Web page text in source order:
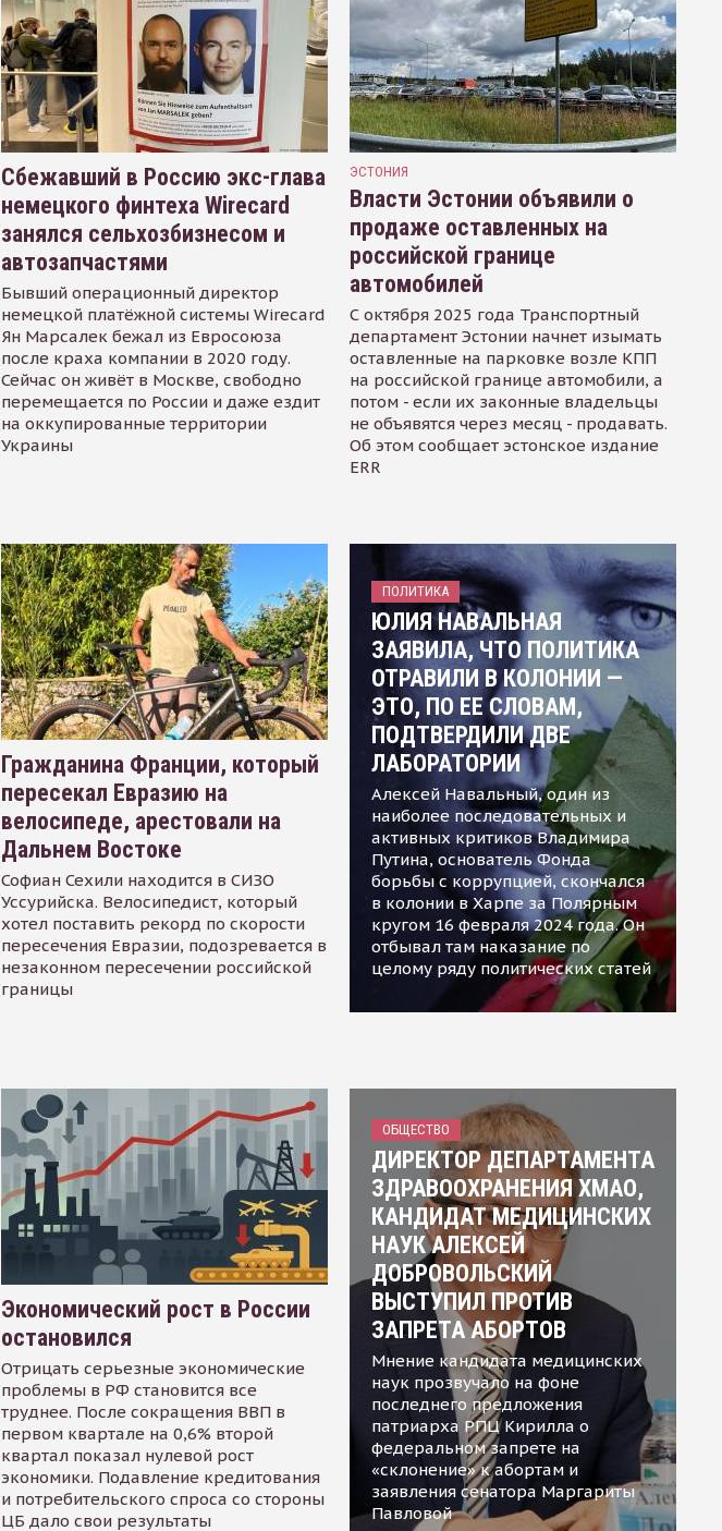
Сбежавший в Россию экс-глава
немецкого финтеха Wirecard
занялся сельхозбизнесом и
автозапчастями
Бывший операционный директор
немецкой платёжной системы Wirecard
Ян Марсалек бежал из Евросоюза
после краха компании в 2020 году.
Сейчас он живёт в Москве, свободно
перемещается по России и даже ездит
на оккупированные территории
Украины
ЭСТОНИЯ
Власти Эстонии объявили о
продаже оставленных на
российской границе
автомобилей
С октября 2025 года Транспортный
департамент Эстонии начнет изымать
оставленные на парковке возле КПП
на российской границе автомобили, а
потом - если их законные владельцы
не объявятся через месяц - продавать.
Об этом сообщает эстонское издание
ERR
Гражданина Франции, который
пересекал Евразию на
велосипеде, арестовали на
Дальнем Востоке
Софиан Сехили находится в СИЗО
Уссурийска. Велосипедист, который
хотел поставить рекорд по скорости
пересечения Евразии, подозревается в
незаконном пересечении российской
границы
ПОЛИТИКА
ЮЛИЯ НАВАЛЬНАЯ
ЗАЯВИЛА, ЧТО ПОЛИТИКА
ОТРАВИЛИ В КОЛОНИИ —
ЭТО, ПО ЕЕ СЛОВАМ,
ПОДТВЕРДИЛИ ДВЕ
ЛАБОРАТОРИИ
Алексей Навальный, один из
наиболее последовательных и
активных критиков Владимира
Путина, основатель Фонда
борьбы с коррупцией, скончался
в колонии в Харпе за Полярным
кругом 16 февраля 2024 года. Он
отбывал там наказание по
целому ряду политических статей
Экономический рост в России
остановился
Отрицать серьезные экономические
проблемы в РФ становится все
труднее. После сокращения ВВП в
первом квартале на 0,6% второй
квартал показал нулевой рост
экономики. Подавление кредитования
и потребительского спроса со стороны
ЦБ дало свои результаты
ОБЩЕСТВО
ДИРЕКТОР ДЕПАРТАМЕНТА
ЗДРАВООХРАНЕНИЯ ХМАО,
КАНДИДАТ МЕДИЦИНСКИХ
НАУК АЛЕКСЕЙ
ДОБРОВОЛЬСКИЙ
ВЫСТУПИЛ ПРОТИВ
ЗАПРЕТА АБОРТОВ
Мнение кандидата медицинских
наук прозвучало на фоне
последнего предложения
патриарха РПЦ Кирилла о
федеральном запрете на
«склонение» к абортам и
заявления сенатора Маргариты
Павловой